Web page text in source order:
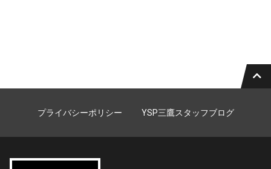
プライバシーポリシー YSP三鷹スタッフブログ